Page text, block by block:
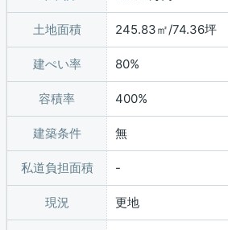
土地面積 245.83㎡/74.36坪
建ぺい率 80%
容積率 400%
建築条件 無
私道負担面積
現況 更地